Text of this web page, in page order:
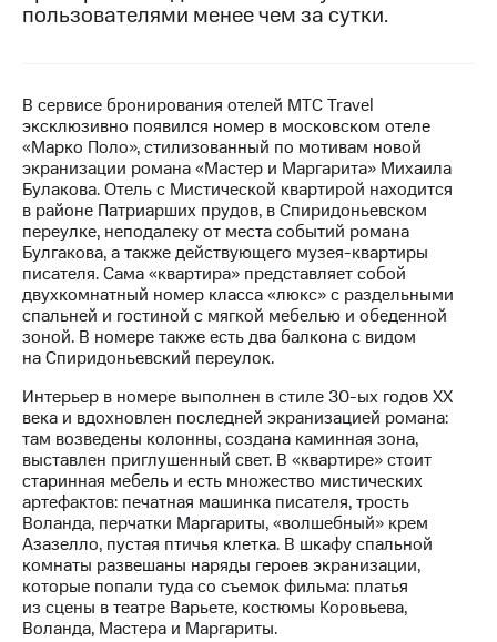
Достижения
Финансовая
отчетность
Контакты
Новости
в
регионе
и акционерам
Корпоративное
управление
Корпоративный
секретарь
Раскрытие
информации
Информация
акционерам
Документы
ПАО
"МТС"
Собрания
акционеров
Личный
кабинет
пользователями менее чем за сутки.
В сервисе бронирования отелей МТС Travel
эксклюзивно появился номер в московском отеле
«Марко Поло», стилизованный по мотивам новой
экранизации романа «Мастер и Маргарита» Михаила
Булакова. Отель с Мистической квартирой находится
в районе Патриарших прудов, в Спиридоньевском
переулке, неподалеку от места событий романа
Булгакова, а также действующего музея-квартиры
писателя. Сама «квартира» представляет собой
двухкомнатный номер класса «люкс» с раздельными
спальней и гостиной с мягкой мебелью и обеденной
зоной. В номере также есть два балкона с видом
на Спиридоньевский переулок.
Интерьер в номере выполнен в стиле 30-ых годов ХХ
века и вдохновлен последней экранизацией романа:
там возведены колонны, создана каминная зона,
выставлен приглушенный свет. В «квартире» стоит
старинная мебель и есть множество мистических
артефактов: печатная машинка писателя, трость
Воланда, перчатки Маргариты, «волшебный» крем
Азазелло, пустая птичья клетка. В шкафу спальной
комнаты развешаны наряды героев экранизации,
которые попали туда со съемок фильма: платья
из сцены в театре Варьете, костюмы Коровьева,
Воланда, Мастера и Маргариты.